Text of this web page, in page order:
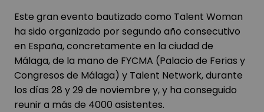
Este gran evento bautizado como Talent Woman
ha sido organizado por segundo año consecutivo
en España, concretamente en la ciudad de
Málaga, de la mano de FYCMA (Palacio de Ferias y
Congresos de Málaga) y Talent Network, durante
los días 28 y 29 de noviembre y, y ha conseguido
reunir a más de 4000 asistentes.